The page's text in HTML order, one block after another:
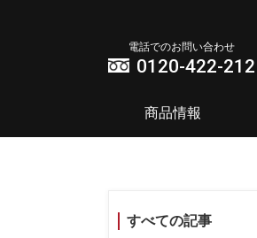
電話でのお問い合わせ
0120-422-212
商品情報
すべての記事